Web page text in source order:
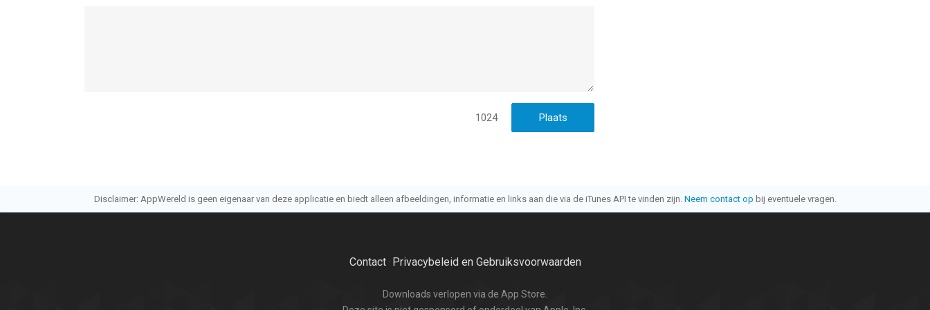
1024
Disclaimer: AppWereld is geen eigenaar van deze applicatie en biedt alleen afbeeldingen, informatie en links aan die via de iTunes API te vinden zijn. Neem contact op bij eventuele vragen.
Contact· Privacybeleid en Gebruiksvoorwaarden
Downloads verlopen via de App Store.